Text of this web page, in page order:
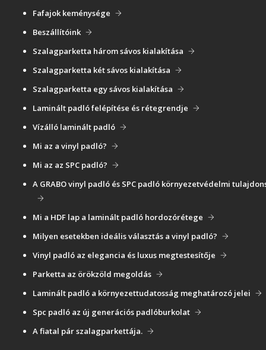
Fafajok keménysége
Beszállítóink
Szalagparketta három sávos kialakítása
Szalagparketta két sávos kialakítása
Szalagparketta egy sávos kialakítása
Laminált padló felépítése és rétegrendje
Vízálló laminált padló
Mi az a vinyl padló?
Mi az az SPC padló?
A GRABO vinyl padló és SPC padló környezetvédelmi
Mi a HDF lap a laminált padló hordozórétege
Milyen esetekben ideális választás a vinyl padló?
Vinyl padló az elegancia és luxus megtestesítője
Parketta az örökzöld megoldás
Laminált padló a környezettudatosság meghatározó jelei
Spc padló az új generációs padlóburkolat
A fiatal pár szalagparkettája.